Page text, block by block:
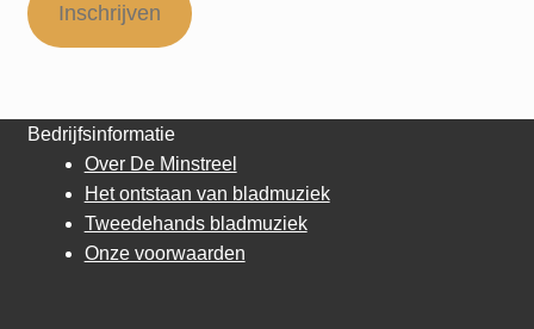
Inschrijven
Bedrijfsinformatie
Over De Minstreel
Het ontstaan van bladmuziek
Tweedehands bladmuziek
Onze voorwaarden